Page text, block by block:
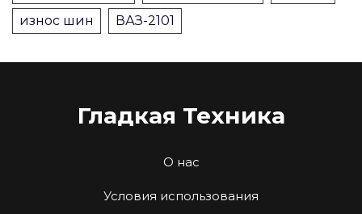
износ шин
ВАЗ-2101
Гладкая Техника
О нас
Условия использования